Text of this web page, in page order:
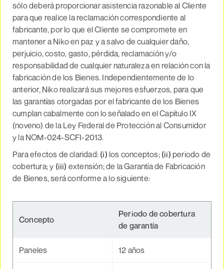
sólo deberá proporcionar asistencia razonable al Cliente
para que realice la reclamación correspondiente al
fabricante, por lo que el Cliente se compromete en
mantener a Niko en paz y a salvo de cualquier daño,
perjuicio, costo, gasto, pérdida, reclamación y/o
responsabilidad de cualquier naturaleza en relación con la
fabricación de los Bienes. Independientemente de lo
anterior, Niko realizará sus mejores esfuerzos, para que
las garantías otorgadas por el fabricante de los Bienes
cumplan cabalmente con lo señalado en el Capítulo IX
(noveno) de la Ley Federal de Protección al Consumidor
y la NOM-024-SCFI-2013.
Para efectos de claridad: (i) los conceptos; (ii) periodo de
cobertura; y (iii) extensión; de la Garantía de Fabricación
de Bienes, será conforme a lo siguiente:
Concepto
Periodo de cobertura
de garantía
Paneles 12 años